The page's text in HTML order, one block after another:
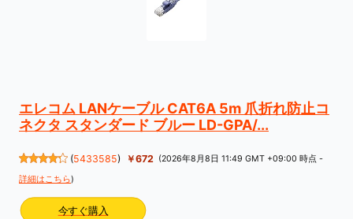
エレコム LANケーブル CAT6A 5m 爪折れ防止コ
ネクタ スタンダード ブルー LD-GPA/...
(5433585) ￥672
(2026年8月8日 11:49 GMT +09:00 時点 -
詳細はこちら)
今すぐ購入